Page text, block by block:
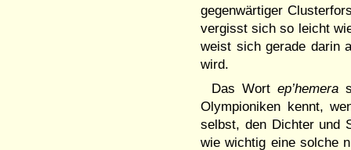
gegenwärtiger
vergisst sich so leicht
weist sich gerade darin
wird.
Das Wortep’hemera
Olympioniken kennt,
selbst, den Dichter und
wie wichtig eine solche